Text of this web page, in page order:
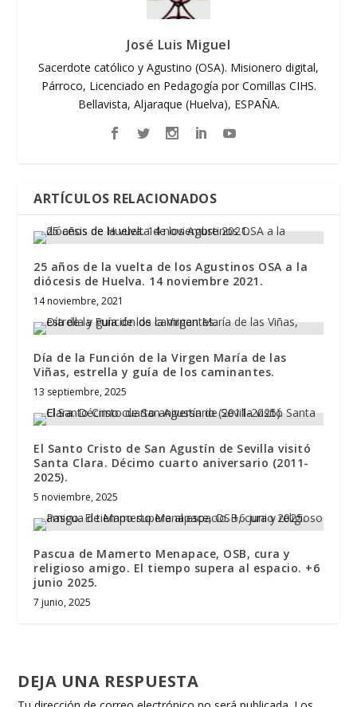
José Luis Miguel
Sacerdote católico y Agustino (OSA). Misionero digital,
Párroco, Licenciado en Pedagogía por Comillas CIHS.
Bellavista, Aljaraque (Huelva), ESPAÑA.
ARTÍCULOS RELACIONADOS
25 años de la vuelta de los Agustinos OSA a la
diócesis de Huelva. 14 noviembre 2021.
14 noviembre, 2021
Día de la Función de la Virgen María de las
Viñas, estrella y guía de los caminantes.
13 septiembre, 2025
El Santo Cristo de San Agustín de Sevilla visitó
Santa Clara. Décimo cuarto aniversario (2011-
2025).
5 noviembre, 2025
Pascua de Mamerto Menapace, OSB, cura y
religioso amigo. El tiempo supera al espacio. +6
junio 2025.
7 junio, 2025
DEJA UNA RESPUESTA